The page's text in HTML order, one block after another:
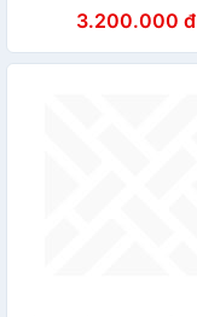
3.200.000 đ